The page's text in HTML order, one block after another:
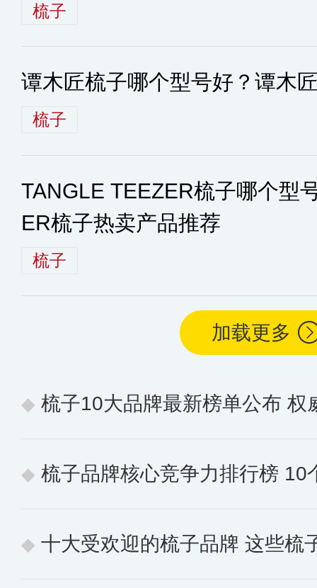
梳子
谭木匠梳子哪个型号好？谭木
梳子
TANGLE TEEZER梳子哪个型
ER梳子热卖产品推荐
梳子
加载更多
梳子10大品牌最新榜单公布 权
梳子品牌核心竞争力排行榜 10个
十大受欢迎的梳子品牌 这些梳